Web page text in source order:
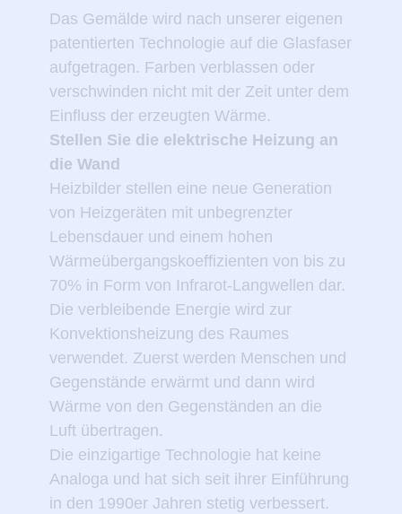
Das Gemälde wird nach unserer eigenen
patentierten Technologie auf die Glasfaser
aufgetragen. Farben verblassen oder
verschwinden nicht mit der Zeit unter dem
Einfluss der erzeugten Wärme.
Stellen Sie die elektrische Heizung an
die Wand
Heizbilder stellen eine neue Generation
von Heizgeräten mit unbegrenzter
Lebensdauer und einem hohen
Wärmeübergangskoeffizienten von bis zu
70% in Form von Infrarot-Langwellen dar.
Die verbleibende Energie wird zur
Konvektionsheizung des Raumes
verwendet. Zuerst werden Menschen und
Gegenstände erwärmt und dann wird
Wärme von den Gegenständen an die
Luft übertragen.
Die einzigartige Technologie hat keine
Analoga und hat sich seit ihrer Einführung
in den 1990er Jahren stetig verbessert.